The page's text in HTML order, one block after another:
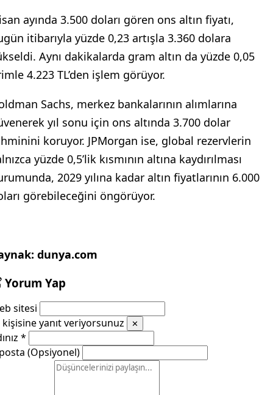
olan güvenini zedeledi. Uzmanlara göre bu
altın alımlarının hızlanmasında kilit rol
Goldman Sachs Küresel Emtia Araştırmaları
Başkanı Daan Struyven, “Rezerv yöneticileri için
FİYATLARI NE OLACAK?
ayında 3.500 doları gören ons altın fiyatı,
itibarıyla yüzde 0,23 artışla 3.360 dolara
Sachs, merkez bankalarının alımlarına
yıl sonu için ons altında 3.700 dolar
koruyor. JPMorgan ise, global rezervlerin
yüzde 0,5’lik kısmının altına kaydırılması
2029 yılına kadar altın fiyatlarının 6.000
görebileceğini öngörüyor.